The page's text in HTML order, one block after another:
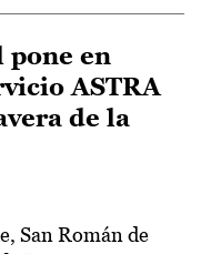
pone en
ASTRA
de la
San Román de